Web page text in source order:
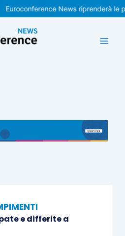
News riprenderà le
e differite a